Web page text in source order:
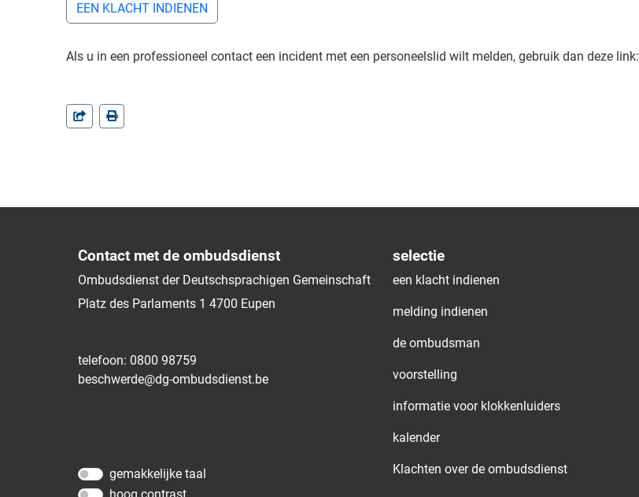
EEN KLACHT INDIENEN
Als u in een professioneel contact een incident met een personeelslid wilt melden, gebruik dan deze link:
Contact met de ombudsdienst
Ombudsdienst der Deutschsprachigen Gemeinschaft
Platz des Parlaments 1 4700 Eupen
telefoon: 0800 98759
beschwerde@dg-ombudsdienst.be
gemakkelijke taal
selectie
een klacht indienen
melding indienen
de ombudsman
voorstelling
informatie voor klokkenluiders
kalender
Klachten over de ombudsdienst